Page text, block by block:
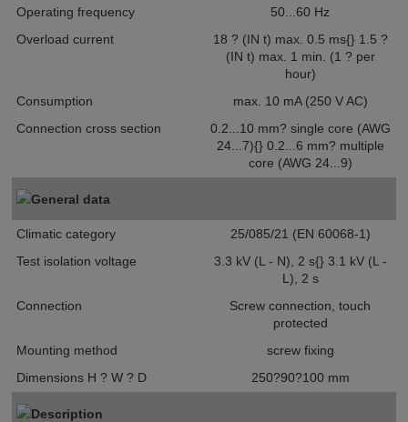
Operating frequency
50...60 Hz
Overload current
18 ? (IN t) max. 0.5 ms{} 1.5 ?
(IN t) max. 1 min. (1 ? per
hour)
Consumption
max. 10 mA (250 V AC)
Connection cross section
0.2...10 mm? single core (AWG
24...7){} 0.2...6 mm? multiple
core (AWG 24...9)
General data
Climatic category
25/085/21 (EN 60068-1)
Test isolation voltage
3.3 kV (L - N), 2 s{} 3.1 kV (L -
L), 2 s
Connection
Screw connection, touch
protected
Mounting method
screw fixing
Dimensions H ? W ? D
250?90?100 mm
Description